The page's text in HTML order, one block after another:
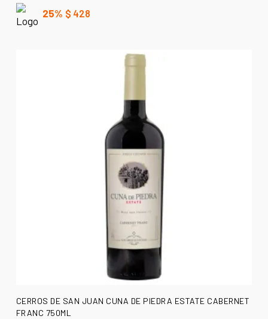
25% $ 428
AÑADIR AL CARRITO
CERROS DE SAN JUAN CUNA DE PIEDRA ESTATE CABERNET
FRANC 750ML